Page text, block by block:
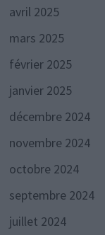
avril 2025
mars 2025
février 2025
janvier 2025
décembre 2024
novembre 2024
octobre 2024
septembre 2024
juillet 2024